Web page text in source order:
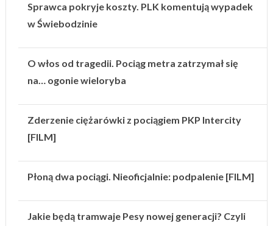
Sprawca pokryje koszty. PLK komentują wypadek
w Świebodzinie
O włos od tragedii. Pociąg metra zatrzymał się
na… ogonie wieloryba
Zderzenie ciężarówki z pociągiem PKP Intercity
[FILM]
Płoną dwa pociągi. Nieoficjalnie: podpalenie [FILM]
Jakie będą tramwaje Pesy nowej generacji? Czyli